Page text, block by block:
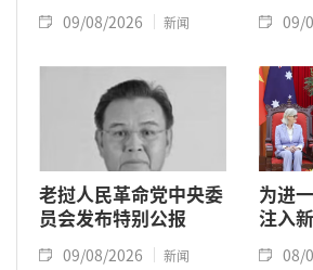
09/08/2026 新闻 09/
老挝人民革命党中央委
员会发布特别公报
09/08/2026 新闻
为进
注入
08/